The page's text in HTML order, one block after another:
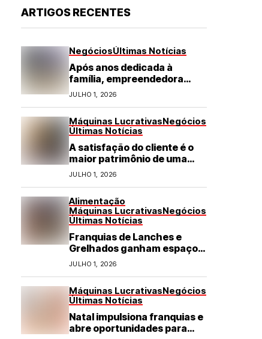
ARTIGOS RECENTES
NegóciosÚltimas Notícias
Após anos dedicada à
família, empreendedora
transforma franquia de
turismo em negócio de
JULHO 1, 2026
Máquinas LucrativasNegócios
Últimas Notícias
A satisfação do cliente é o
maior patrimônio de uma
franquia
JULHO 1, 2026
Alimentação
Máquinas LucrativasNegócios
Últimas Notícias
Franquias de Lanches e
Grelhados ganham espaço
com demanda por refeições
rápidas e de qualidade
JULHO 1, 2026
Máquinas LucrativasNegócios
Últimas Notícias
Natal impulsiona franquias e
abre oportunidades para